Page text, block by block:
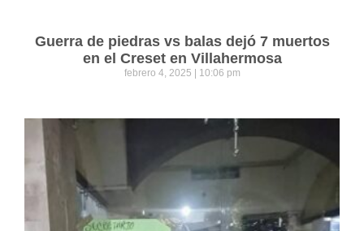
Guerra de piedras vs balas dejó 7 muertos
en el Creset en Villahermosa
febrero 4, 2025 10:06 pm